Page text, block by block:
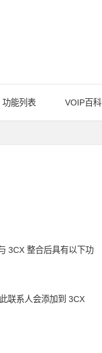
功能列表 VOIP百科
3CX 整合后具有以下功
联系人会添加到 3CX